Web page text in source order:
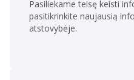
Pasiliekame teisę keisti
pasitikrinkite naujausią
atstovybėje.